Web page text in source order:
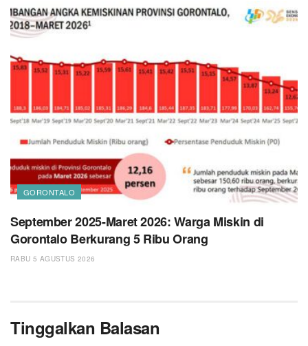
GORONTALO
September 2025-Maret 2026: Warga Miskin di
Gorontalo Berkurang 5 Ribu Orang
RABU 5 AGUSTUS 2026
Tinggalkan Balasan